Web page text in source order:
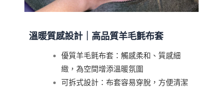
溫暖質感設計｜ 高品質羊毛氈布套
優質羊毛氈布套：觸感柔和、質感細
緻，為空間增添溫暖氛圍
可拆式設計：布套容易穿脫，方便清潔